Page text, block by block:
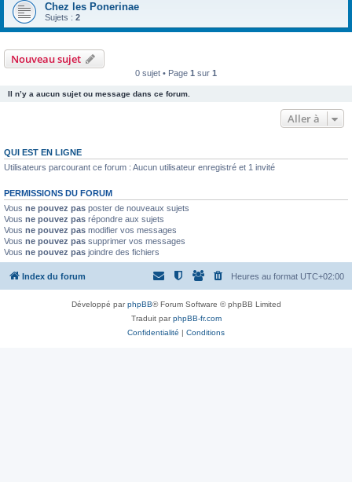
Chez les Ponerinae
Sujets : 2
Nouveau sujet
0 sujet • Page 1 sur 1
Il n’y a aucun sujet ou message dans ce forum.
Aller à
QUI EST EN LIGNE
Utilisateurs parcourant ce forum : Aucun utilisateur enregistré et 1 invité
PERMISSIONS DU FORUM
Vous ne pouvez pas poster de nouveaux sujets
Vous ne pouvez pas répondre aux sujets
Vous ne pouvez pas modifier vos messages
Vous ne pouvez pas supprimer vos messages
Vous ne pouvez pas joindre des fichiers
Index du forum Heures au format UTC+02:00
Développé parphpBB® Forum Software © phpBB Limited
Traduit parphpBB-fr.com
Confidentialité | Conditions